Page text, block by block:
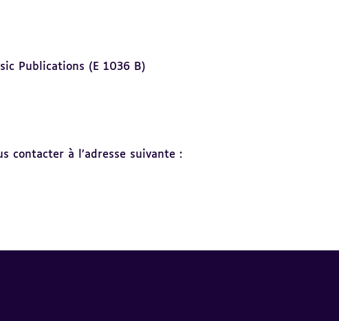
Publications (E 1036 B)
contacter à l’adresse suivante :